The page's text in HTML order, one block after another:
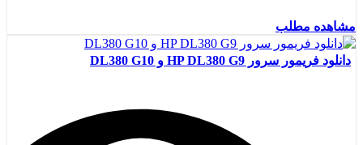
مشاهده مطلب
دانلود فریمور سرور HP DL380 G9 و DL380 G10